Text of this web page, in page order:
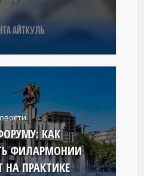
КАК
ФИЛАРМОНИИ
ПРАКТИКЕ